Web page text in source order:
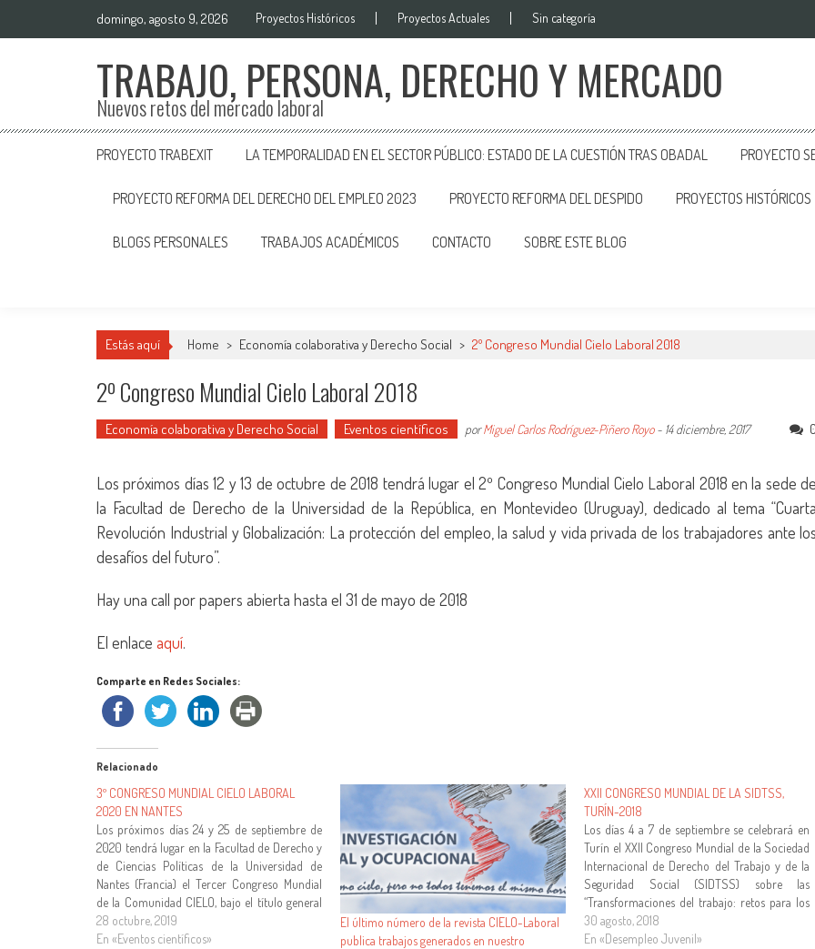
domingo, agosto 9, 2026 Proyectos Históricos Proyectos Actuales Sin categoría
TRABAJO, PERSONA, DERECHO Y MERCADO
Nuevos retos del mercado laboral
PROYECTO TRABEXIT LA TEMPORALIDAD EN EL SECTOR PÚBLICO: ESTADO DE LA CUESTIÓN TRAS OBADAL PROYECTO
PROYECTO REFORMA DEL DERECHO DEL EMPLEO 2023 PROYECTO REFORMA DEL DESPIDO PROYECTOS HISTÓRICOS
BLOGS PERSONALES TRABAJOS ACADÉMICOS CONTACTO SOBRE ESTE BLOG
Estás aquí Home > Economía colaborativa y Derecho Social > 2º Congreso Mundial Cielo Laboral 2018
2º Congreso Mundial Cielo Laboral 2018
Economía colaborativa y Derecho Social Eventos científicos porMiguel Carlos Rodríguez-Piñero Royo- 14 diciembre, 2017
Los próximos días 12 y 13 de octubre de 2018 tendrá lugar el 2º Congreso Mundial Cielo Laboral 2018 en la sede
la Facultad de Derecho de la Universidad de la República, en Montevideo (Uruguay), dedicado al tema
Revolución Industrial y Globalización: La protección del empleo, la salud y vida privada de los trabajadores ante
desafíos del futuro”.
Hay una call por papers abierta hasta el 31 de mayo de 2018
El enlace aquí.
Comparte en Redes Sociales:
Relacionado
3º CONGRESO MUNDIAL CIELO LABORAL
2020 EN NANTES
Los próximos días 24 y 25 de septiembre de
2020 tendrá lugar en la Facultad de Derecho y
de Ciencias Políticas de la Universidad de
Nantes (Francia) el Tercer Congreso Mundial
de la Comunidad CIELO, bajo el título general
EL TRABAJO GLOBALIZADO ¿QUÉ PAPEL
DESEMPEÑAN LAS EMPRESAS, LOS
28 octubre, 2019
En «Eventos científicos»
El último número de la revista CIELO-Laboral
publica trabajos generados en nuestro
XXII CONGRESO MUNDIAL DE LA SIDTSS,
TURÍN-2018
Los días 4 a 7 de septiembre se celebrará en
Turín el XXII Congreso Mundial de la Sociedad
Internacional de Derecho del Trabajo y de la
Seguridad Social (SIDTSS) sobre las
“Transformaciones del trabajo: retos para los
sistemas nacionales de derecho del trabajo y
de la seguridad social”. Un enlace a la…
30 agosto, 2018
En «Desempleo Juvenil»